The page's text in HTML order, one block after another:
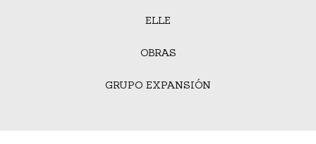
ELLE
OBRAS
GRUPO EXPANSIÓN